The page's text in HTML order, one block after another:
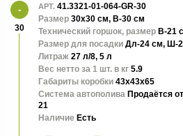
30
АРТ. 41.3321-01-064-GR-30
Размер 30х30 см, В-30 см
Технический горшок, размер В-21
Размер для посадки Дл-24 см, Ш-
Литраж 27 л/8, 5 л
Вес нетто за 1 шт. в кг 5.9
Габариты коробки 43x43x65
Система автополива Продаётся
21
Наличие Есть